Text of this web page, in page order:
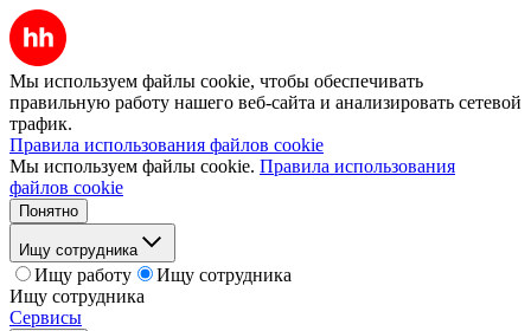
Мы используем файлы cookie, чтобы обеспечивать
правильную работу нашего веб-сайта и анализировать сетевой
трафик.
Правила использования файлов cookie
Мы используем файлы cookie. Правила использования
файлов cookie
Понятно
Ищу сотрудника
Ищу работу
Ищу сотрудника
Ищу сотрудника
Сервисы